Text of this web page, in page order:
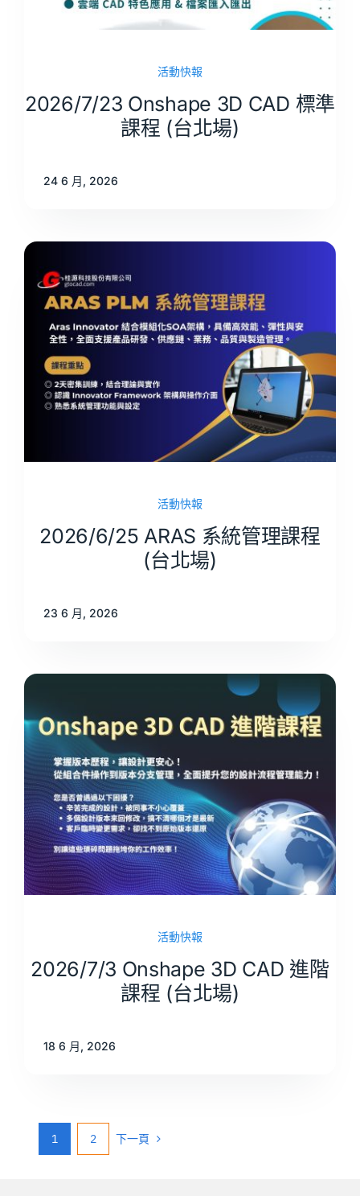
活動快報
2026/7/23 Onshape 3D CAD 標準
課程 (台北場)
24 6 月, 2026
活動快報
2026/6/25 ARAS 系統管理課程
(台北場)
23 6 月, 2026
活動快報
2026/7/3 Onshape 3D CAD 進階
課程 (台北場)
18 6 月, 2026
1 2 下一頁